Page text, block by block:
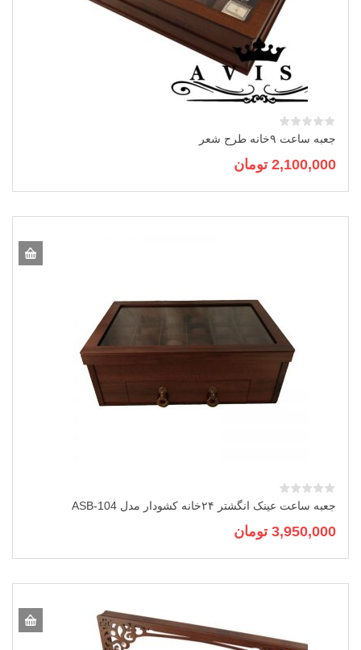
جعبه ساعت ۹خانه طرح شعر
2,100,000 تومان
جعبه ساعت عینک انگشتر ۲۴خانه کشودار مدل ASB-104
3,950,000 تومان